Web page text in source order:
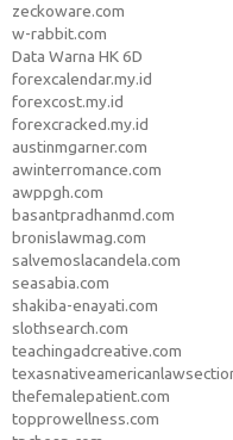
zeckoware.com
w-rabbit.com
Data Warna HK 6D
forexcalendar.my.id
forexcost.my.id
forexcracked.my.id
austinmgarner.com
awinterromance.com
awppgh.com
basantpradhanmd.com
bronislawmag.com
salvemoslacandela.com
seasabia.com
shakiba-enayati.com
slothsearch.com
teachingadcreative.com
thefemalepatient.com
topprowellness.com